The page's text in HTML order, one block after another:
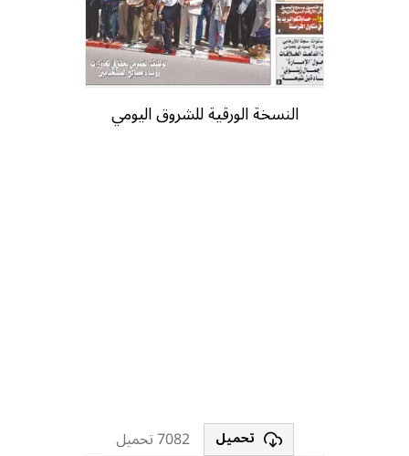
النسخة الورقية للشروق اليومي
تحميل 7082 تحميل